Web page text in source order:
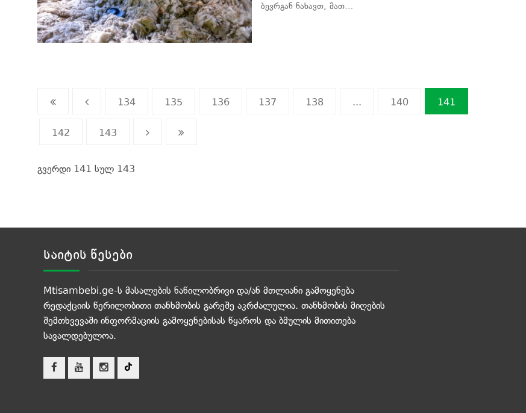
ბევრგან ნახავთ, მათ…
134 135 136 137 138 ... 140 141
142 143
გვერდი 141 სულ 143
საიტის წესები
Mtisambebi.ge-ს მასალების ნაწილობრივი და/ან მთლიანი გამოყენება
რედაქციის წერილობითი თანხმობის გარეშე აკრძალულია. თანხმობის მიღების
შემთხვევაში ინფორმაციის გამოყენებისას წყაროს და ბმულის მითითება
სავალდებულოა.